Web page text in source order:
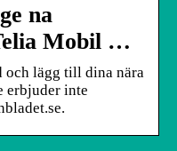
na
Mobil …
och lägg till dina nära
erbjuder inte